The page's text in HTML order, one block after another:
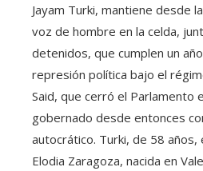
Jayam Turki, mantiene desde
voz de hombre en la celda,
detenidos, que cumplen un
represión política bajo el
Said, que cerró el Parlamento
gobernado desde entonces
autocrático. Turki, de 58 años,
Elodia Zaragoza, nacida en